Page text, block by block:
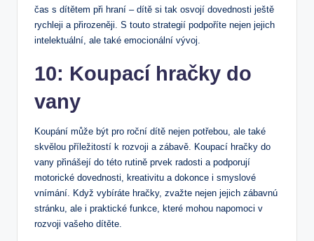
čas s dítětem při hraní – dítě si tak osvojí dovednosti ⁣ještě
rychleji a přirozeněji. S touto strategií ⁤podpoříte nejen jejich
intelektuální, ale⁢ také emocionální vývoj.
10: Koupací hračky do
vany
Koupání může být pro roční dítě ‍nejen potřebou, ale také
skvělou příležitostí ⁣k rozvoji a ⁢zábavě. Koupací hračky do
vany přinášejí do této rutině​ prvek⁣ radosti a‌ podporují​
motorické dovednosti, kreativitu a dokonce i smyslové
vnímání. Když vybíráte hračky, zvažte ⁤nejen jejich zábavnú
stránku, ale i ⁣praktické funkce, které‌ mohou ‌napomoci v
rozvoji‌ vašeho dítěte.